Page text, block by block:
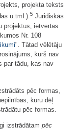
projekta teksts
u.tml.).5 Juridiskās
projektus, ietvertas
Nr. 108
". Tātad vēlētāju
kurš nav
par tādu, kas nav
pēc formas,
kuru dēļ
pēc formas.
izstrādātam pēc